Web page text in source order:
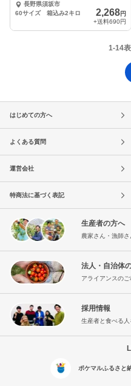
太くて短い
長野県須坂市
60サイズ 箱込み2キロ
2,268円
+送料690円
1-14
はじめての方へ
よくある質問
運営会社
特商法に基づく表記
生産者の方へ
農家さん・漁師
法人・自治体
アライアンスの
採用情報
生産者と食べる
ポケマルふるさと